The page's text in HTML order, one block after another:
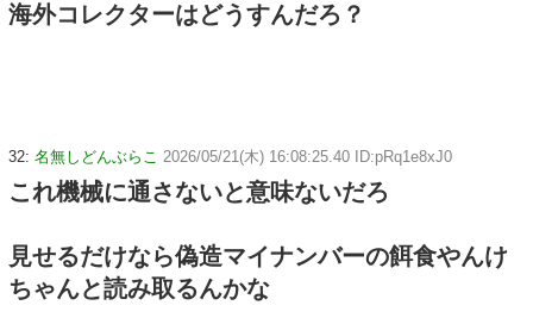
海外コレクターはどうすんだろ？
32: 名無しどんぶらこ 2026/05/21(木) 16:08:25.40 ID:pRq1e8xJ0
これ機械に通さないと意味ないだろ
見せるだけなら偽造マイナンバーの餌食やんけ
ちゃんと読み取るんかな